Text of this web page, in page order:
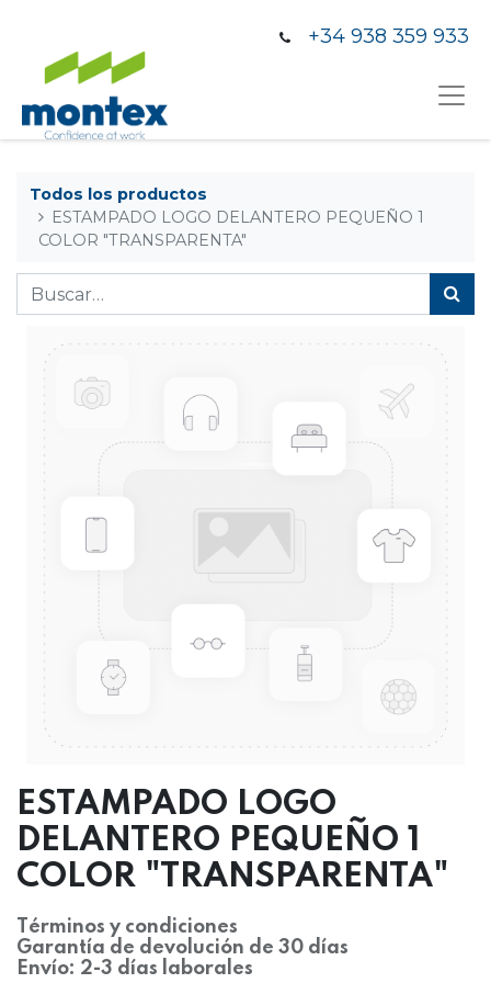
+34 938 359 933
Todos los productos
ESTAMPADO LOGO DELANTERO PEQUEÑO 1
COLOR "TRANSPARENTA"
ESTAMPADO LOGO
DELANTERO PEQUEÑO 1
COLOR "TRANSPARENTA"
Términos y condiciones
Garantía de devolución de 30 días
Envío: 2-3 días laborales